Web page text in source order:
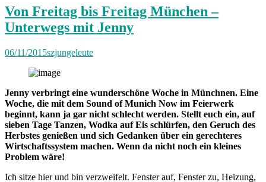
Von Freitag bis Freitag München –
Unterwegs mit Jenny
06/11/2015szjungeleute
Jenny verbringt eine wunderschöne Woche in Münchnen. Eine
Woche, die mit dem Sound of Munich Now im Feierwerk
beginnt, kann ja gar nicht schlecht werden. Stellt euch ein, auf
sieben Tage Tanzen, Wodka auf Eis schlürfen, den Geruch des
Herbstes genießen und sich Gedanken über ein gerechteres
Wirtschaftssystem machen. Wenn da nicht noch ein kleines
Problem wäre!
Ich sitze hier und bin verzweifelt. Fenster auf, Fenster zu, Heizung,